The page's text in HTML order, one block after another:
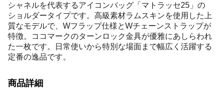
シャネルを代表するアイコンバッグ「マトラッセ25」の
ショルダータイプです。高級素材ラムスキンを使用した上
質なモデルで、Wフラップ仕様とWチェーンストラップが
特徴。ココマークのターンロック金具が優雅にあしらわれ
た一枚です。日常使いから特別な場面まで幅広く活躍する
定番の逸品です。
商品詳細